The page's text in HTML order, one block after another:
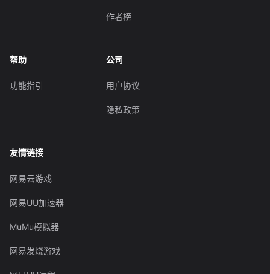
作者榜
帮助
功能指引
公司
用户协议
隐私政策
友情链接
网易云游戏
网易UU加速器
MuMu模拟器
网易发烧游戏